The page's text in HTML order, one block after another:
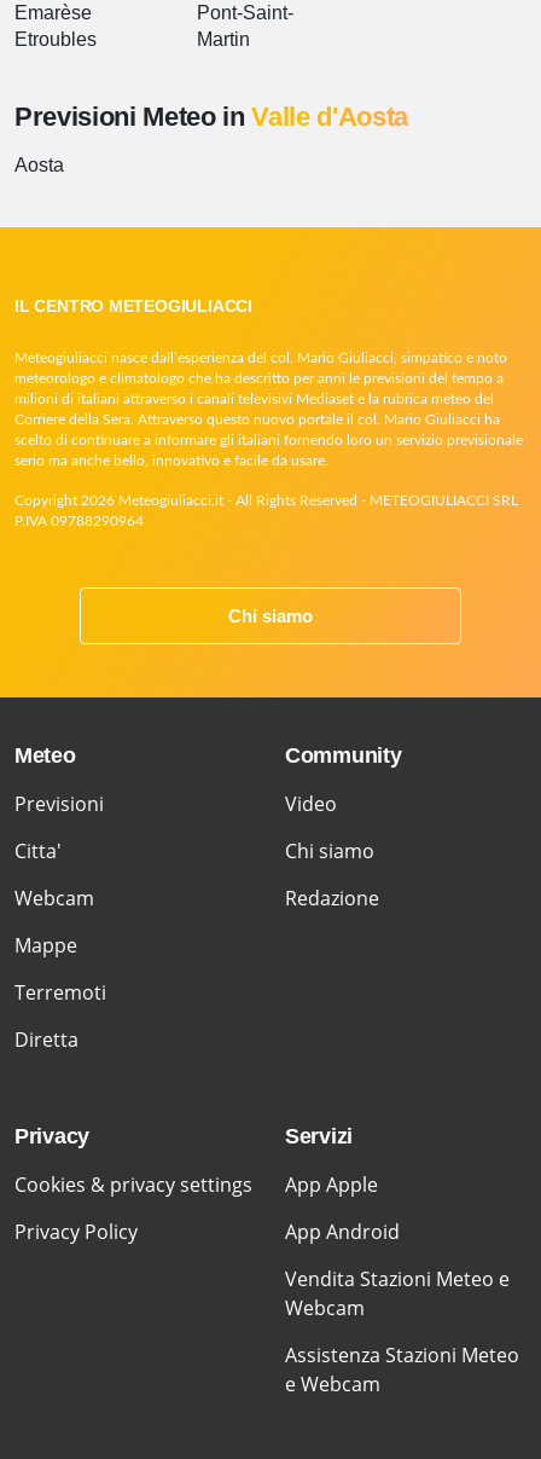
Emarèse
Etroubles
Pont-Saint-
Martin
Previsioni Meteo inValle d'Aosta
Aosta
IL CENTRO METEOGIULIACCI
Meteogiuliacci nasce dall’esperienza del col. Mario Giuliacci, simpatico e noto
meteorologo e climatologo che ha descritto per anni le previsioni del tempo a
milioni di italiani attraverso i canali televisivi Mediaset e la rubrica meteo del
Corriere della Sera. Attraverso questo nuovo portale il col. Mario Giuliacci ha
scelto di continuare a informare gli italiani fornendo loro un servizio previsionale
serio ma anche bello, innovativo e facile da usare.
Copyright 2026 Meteogiuliacci.it - All Rights Reserved - METEOGIULIACCI SRL
P.IVA 09788290964
Chi siamo
Meteo
Previsioni
Citta'
Webcam
Mappe
Terremoti
Diretta
Community
Video
Chi siamo
Redazione
Privacy
Cookies & privacy settings
Privacy Policy
Servizi
App Apple
App Android
Vendita Stazioni Meteo e
Webcam
Assistenza Stazioni Meteo
e Webcam